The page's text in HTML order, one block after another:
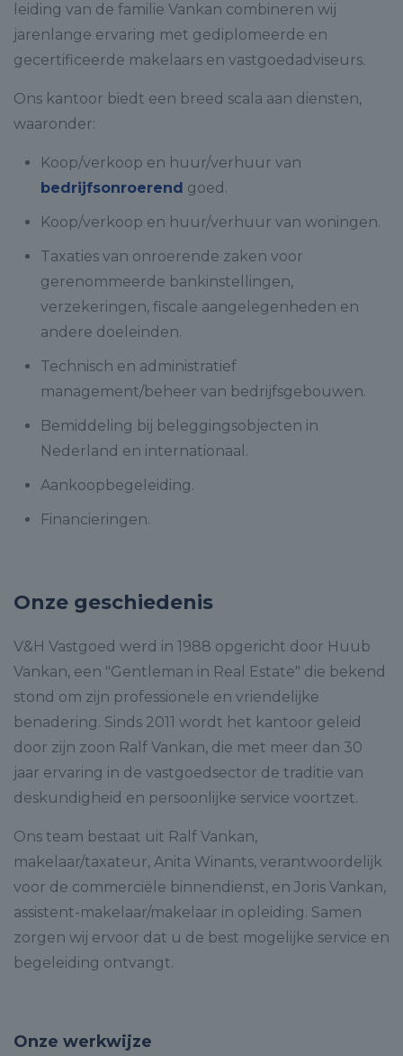
leiding van de familie Vankan combineren wij
jarenlange ervaring met gediplomeerde en
gecertificeerde makelaars en vastgoedadviseurs.
Ons kantoor biedt een breed scala aan diensten,
waaronder:
Koop/verkoop en huur/verhuur van
bedrijfsonroerend goed.
Koop/verkoop en huur/verhuur van woningen.
Taxaties van onroerende zaken voor
gerenommeerde bankinstellingen,
verzekeringen, fiscale aangelegenheden en
andere doeleinden.
Technisch en administratief
management/beheer van bedrijfsgebouwen.
Bemiddeling bij beleggingsobjecten in
Nederland en internationaal.
Aankoopbegeleiding.
Financieringen.
Onze geschiedenis
V&H Vastgoed werd in 1988 opgericht door Huub
Vankan, een "Gentleman in Real Estate" die bekend
stond om zijn professionele en vriendelijke
benadering. Sinds 2011 wordt het kantoor geleid
door zijn zoon Ralf Vankan, die met meer dan 30
jaar ervaring in de vastgoedsector de traditie van
deskundigheid en persoonlijke service voortzet.
Ons team bestaat uit Ralf Vankan,
makelaar/taxateur, Anita Winants, verantwoordelijk
voor de commerciële binnendienst, en Joris Vankan,
assistent-makelaar/makelaar in opleiding. Samen
zorgen wij ervoor dat u de best mogelijke service en
begeleiding ontvangt.
Onze werkwijze